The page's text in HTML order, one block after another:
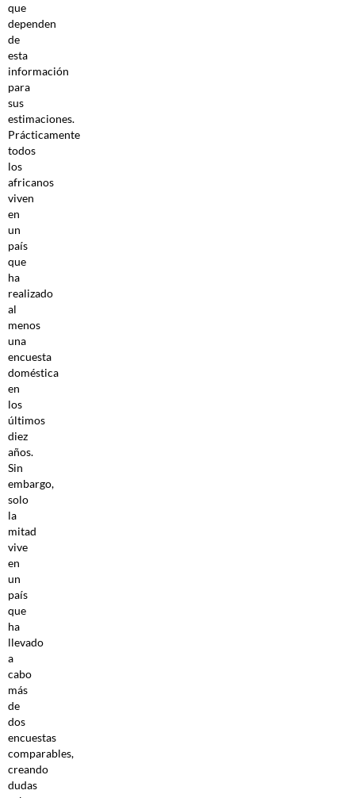
que
dependen
de
esta
información
para
sus
estimaciones.
Prácticamente
todos
los
africanos
viven
en
un
país
que
ha
realizado
al
menos
una
encuesta
doméstica
en
los
últimos
diez
años.
Sin
embargo,
solo
la
mitad
vive
en
un
país
que
ha
llevado
a
cabo
más
de
dos
encuestas
comparables,
creando
dudas